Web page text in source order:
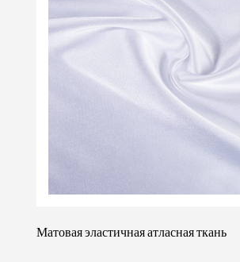
Ткань Оксфорд 210D с